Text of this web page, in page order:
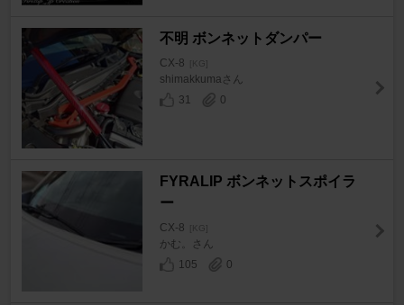
不明 ボンネットダンパー
CX-8 [KG]
shimakkumaさん
31
0
FYRALIP ボンネットスポイラ
ー
CX-8 [KG]
かむ。さん
105
0